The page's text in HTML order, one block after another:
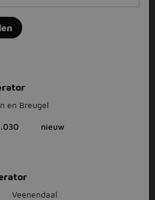
en Breugel
nieuw
Veenendaal